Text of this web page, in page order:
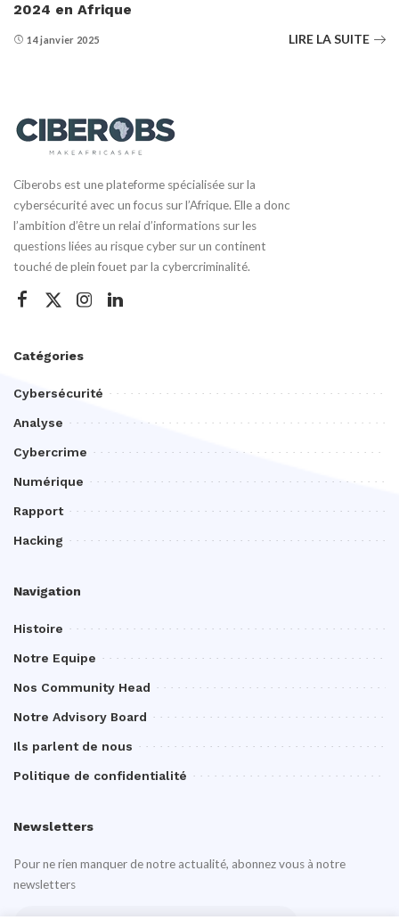
2024 en Afrique
14 janvier 2025 LIRE LA SUITE
Ciberobs est une plateforme spécialisée sur la
cybersécurité avec un focus sur l’Afrique. Elle a donc
l’ambition d’être un relai d’informations sur les
questions liées au risque cyber sur un continent
touché de plein fouet par la cybercriminalité.
Catégories
Cybersécurité
Analyse
Cybercrime
Numérique
Rapport
Hacking
Navigation
Histoire
Notre Equipe
Nos Community Head
Notre Advisory Board
Ils parlent de nous
Politique de confidentialité
Newsletters
Pour ne rien manquer de notre actualité, abonnez vous à notre
newsletters